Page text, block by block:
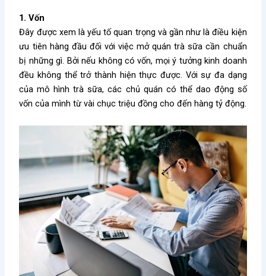
1. Vốn
Đây được xem là yếu tố quan trọng và gần như là điều kiện
ưu tiên hàng đầu đối với việc mở quán trà sữa cần chuẩn
bị những gì. Bởi nếu không có vốn, mọi ý tưởng kinh doanh
đều không thể trở thành hiện thực được. Với sự đa dạng
của mô hình trà sữa, các chủ quán có thể dao động số
vốn của mình từ vài chục triệu đồng cho đến hàng tỷ động.